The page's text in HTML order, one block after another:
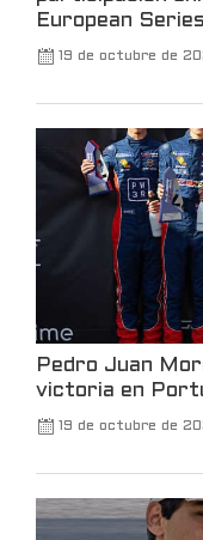
all the
European Series
19 de octubre de
Pedro Juan
victoria en
19 de octubre de